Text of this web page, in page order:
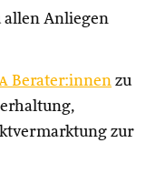
allen Anliegen
Berater:innen zu
zur